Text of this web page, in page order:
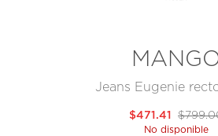
Jeans Eugenie
$471.41
No disponible